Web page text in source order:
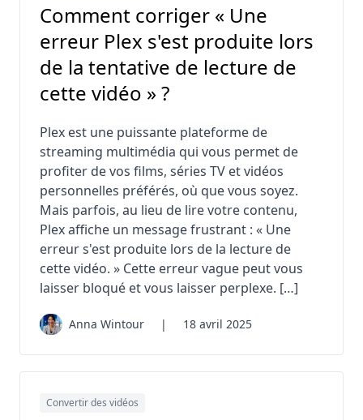
Comment corriger « Une
erreur Plex s'est produite lors
de la tentative de lecture de
cette vidéo » ?
Plex est une puissante plateforme de
streaming multimédia qui vous permet de
profiter de vos films, séries TV et vidéos
personnelles préférés, où que vous soyez.
Mais parfois, au lieu de lire votre contenu,
Plex affiche un message frustrant : « Une
erreur s'est produite lors de la lecture de
cette vidéo. » Cette erreur vague peut vous
laisser bloqué et vous laisser perplexe. […]
Anna Wintour | 18 avril 2025
Convertir des vidéos